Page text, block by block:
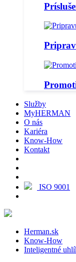
Služby
MyHERMAN
O nás
Kariéra
Know-How
Kontakt
ISO 9001
Herman.sk
Know-How
Inteligentné